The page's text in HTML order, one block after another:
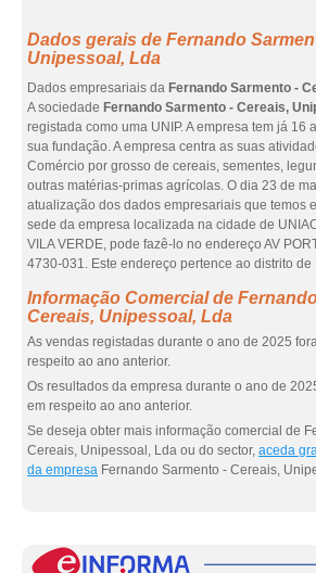
Dados gerais de Fernando
Unipessoal, Lda
Dados empresariais da Fernando Sarmento -
A sociedade Fernando Sarmento - Cereais,
registada como uma UNIP. A empresa tem já 16
sua fundação. A empresa centra as suas
Comércio por grosso de cereais, sementes,
outras matérias-primas agrícolas. O dia 23 de
atualização dos dados empresariais que temos
sede da empresa localizada na cidade de
VILA VERDE, pode fazê-lo no endereço AV
4730-031. Este endereço pertence ao distrito de
Informação Comercial de
Cereais, Unipessoal, Lda
As vendas registadas durante o ano de 2025
respeito ao ano anterior.
Os resultados da empresa durante o ano de
em respeito ao ano anterior.
Se deseja obter mais informação comercial de
Cereais, Unipessoal, Lda ou do sector, aceda
da empresa Fernando Sarmento - Cereais,